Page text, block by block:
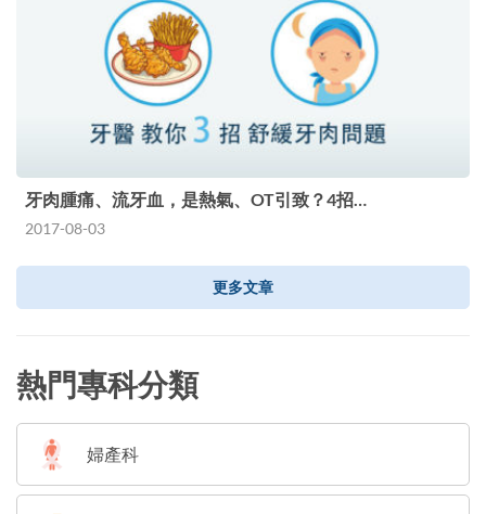
牙肉腫痛、流牙血，是熱氣、OT引致？4招…
2017-08-03
更多文章
熱門專科分類
婦產科